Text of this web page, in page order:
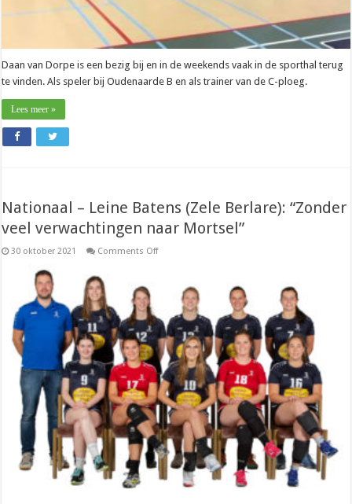
Daan van Dorpe is een bezig bij en in de weekends vaak in de sporthal terug
te vinden. Als speler bij Oudenaarde B en als trainer van de C-ploeg.
Lees meer »
Nationaal – Leine Batens (Zele Berlare): “Zonder
veel verwachtingen naar Mortsel”
30 oktober 2021 Comments Offon
Batens
Berlare):
“Zonder
veel
verwachtingen
naar
Mortsel”